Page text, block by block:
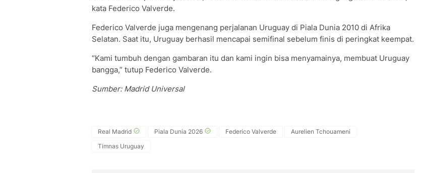
kata Federico Valverde.
Federico Valverde juga mengenang perjalanan Uruguay di Piala Dunia 2010 di Afrika
Selatan. Saat itu, Uruguay berhasil mencapai semifinal sebelum finis di peringkat keempat.
“Kami tumbuh dengan gambaran itu dan kami ingin bisa menyamainya, membuat Uruguay
bangga,” tutup Federico Valverde.
Sumber: Madrid Universal
Real Madrid Piala Dunia 2026 Federico Valverde
Aurelien Tchouameni
Timnas Uruguay